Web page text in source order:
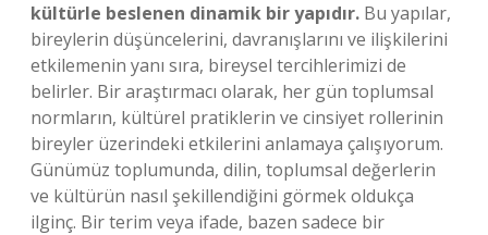
kültürle beslenen dinamik bir yapıdır. Bu yapılar,
bireylerin düşüncelerini, davranışlarını ve ilişkilerini
etkilemenin yanı sıra, bireysel tercihlerimizi de
belirler. Bir araştırmacı olarak, her gün toplumsal
normların, kültürel pratiklerin ve cinsiyet rollerinin
bireyler üzerindeki etkilerini anlamaya çalışıyorum.
Günümüz toplumunda, dilin, toplumsal değerlerin
ve kültürün nasıl şekillendiğini görmek oldukça
ilginç. Bir terim veya ifade, bazen sadece bir